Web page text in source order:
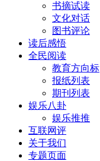
书摘试读
文化对话
图书评论
读后感悟
全民阅读
教育方向标
报纸列表
期刊列表
娱乐八卦
娱乐推推
互联网评
关于我们
专题页面